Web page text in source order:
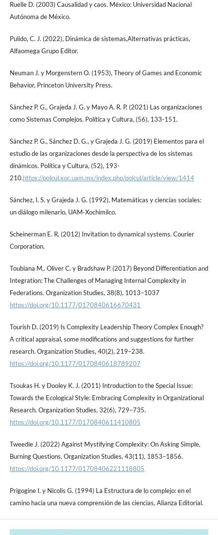
Ruelle D. (2003) Causalidad y caos. México: Universidad Nacional
Autónoma de México.
Pulido, C. J. (2022), Dinámica de sistemas,Alternativas prácticas,
Alfaomega Grupo Editor.
Neuman J. y Morgenstern O. (1953), Theory of Games and Economic
Behavior, Princeton University Press.
Sánchez P. G., Grajeda J. G. y Mayo A. R. P. (2021) Las organizaciones
como Sistemas Complejos. Política y Cultura, (56), 133-151.
Sánchez P. G., Sánchez D. G., y Grajeda J. G. (2019) Elementos para el
estudio de las organizaciones desde la perspectiva de los sistemas
dinámicos. Política y Cultura, (52), 193-
210.https://polcul.xoc.uam.mx/index.php/polcul/article/view/1414
Sánchez, I. S. y Grajeda J. G. (1992), Matemáticas y ciencias sociales:
un diálogo milenario, UAM-Xochimilco.
Scheinerman E. R. (2012) Invitation to dynamical systems. Courier
Corporation.
Toubiana M,. Oliver C. y Bradshaw P. (2017) Beyond Differentiation and
Integration: The Challenges of Managing Internal Complexity in
Federations. Organization Studies, 38(8), 1013–1037
https://doi.org/10.1177/0170840616670431
Tourish D. (2019) Is Complexity Leadership Theory Complex Enough?
A critical appraisal, some modifications and suggestions for further
research. Organization Studies, 40(2), 219–238.
https://doi.org/10.1177/0170840618789207
Tsoukas H. y Dooley K. J. (2011) Introduction to the Special Issue:
Towards the Ecological Style: Embracing Complexity in Organizational
Research. Organization Studies, 32(6), 729–735.
https://doi.org/10.1177/0170840611410805
Tweedie J. (2022) Against Mystifying Complexity: On Asking Simple,
Burning Questions. Organization Studies, 43(11), 1853–1856.
https://doi.org/10.1177/01708406221118805
Prigogine I. y Nicolis G. (1994) La Estructura de lo complejo: en el
camino hacia una nueva comprensión de las ciencias, Alianza Editorial.